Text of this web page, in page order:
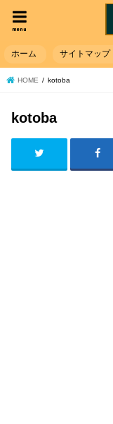
menu
ホーム サイトマップ
HOME kotoba
kotoba